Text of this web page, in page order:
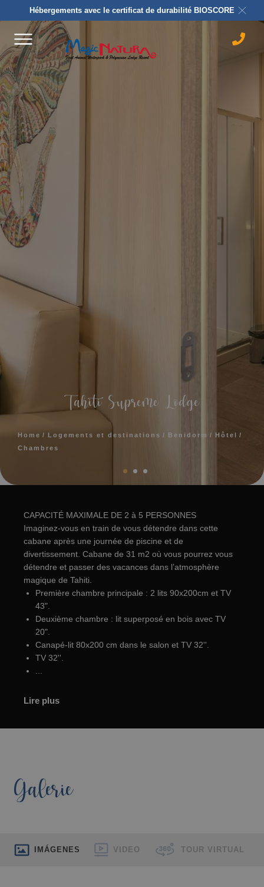
Hébergements avec le certificat de durabilité BIOSCORE
Tahiti Supreme Lodge
Home Logements et destinations Benidorm
Hôtel
Chambres
CAPACITÉ MAXIMALE DE 2 à 5 PERSONNES
Imaginez-vous en train de vous détendre dans cette
cabane après une journée de piscine et de
divertissement. Cabane de 31 m2 où vous pourrez vous
détendre et passer des vacances dans l’atmosphère
magique de Tahiti.
Première chambre principale : 2 lits 90x200cm et TV
43".
Deuxième chambre : lit superposé en bois avec TV
20".
Canapé-lit 80x200 cm dans le salon et TV 32''.
TV 32''.
Lire plus
Galerie
IMÁGENES VIDEO TOUR VIRTUAL
Enter
fullscreen